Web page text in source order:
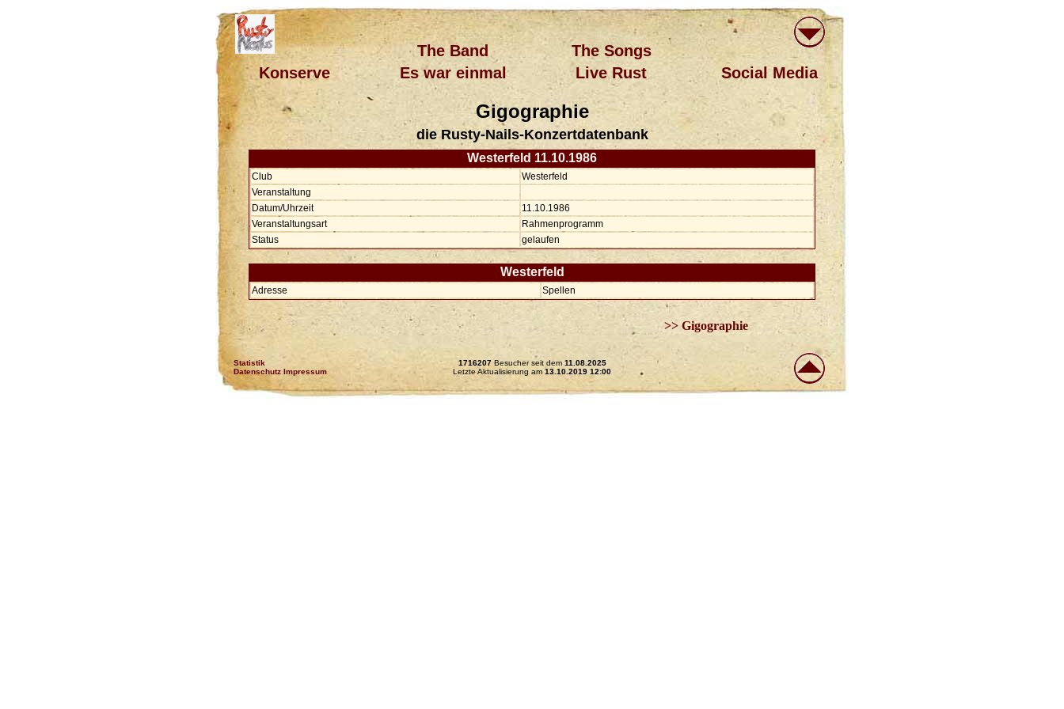
The Band
The Songs
Konserve
Es war einmal Live Rust Social Media
Gigographie
die Rusty-Nails-Konzertdatenbank
Westerfeld 11.10.1986
Club
Westerfeld
Veranstaltung
Datum/Uhrzeit
11.10.1986
Veranstaltungsart
Rahmenprogramm
Status
gelaufen
Westerfeld
Adresse Spellen
>> Gigographie
Statistik
Datenschutz Impressum
1716207Besucher seit dem 11.08.2025
Letzte Aktualisierung am 13.10.2019 12:00